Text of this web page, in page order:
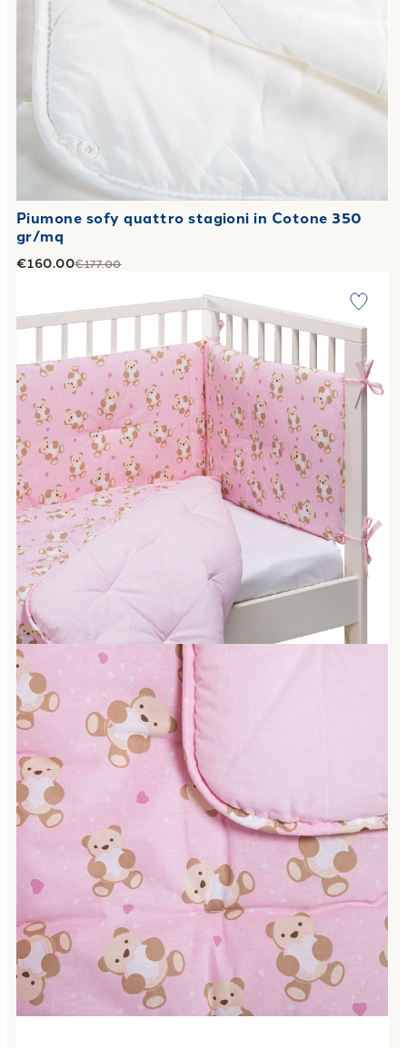
Piumone sofy quattro stagioni in Cotone 350
gr/mq
€160.00€177.00